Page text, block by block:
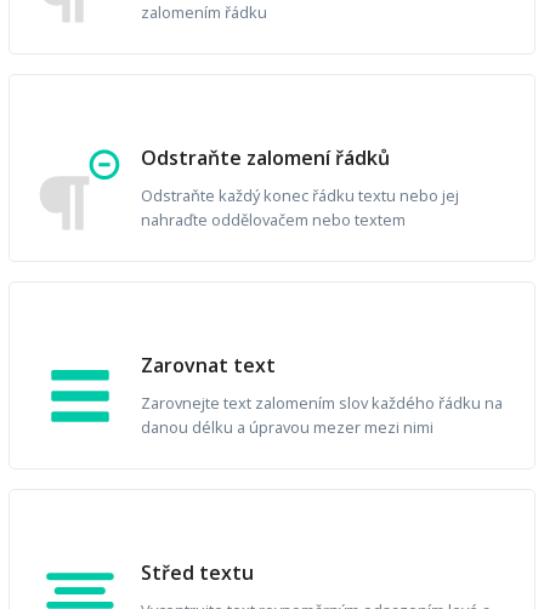
zalomením řádku
Odstraňte zalomení řádků
Odstraňte každý konec řádku textu nebo jej
nahraďte oddělovačem nebo textem
Zarovnat text
Zarovnejte text zalomením slov každého řádku na
danou délku a úpravou mezer mezi nimi
Střed textu